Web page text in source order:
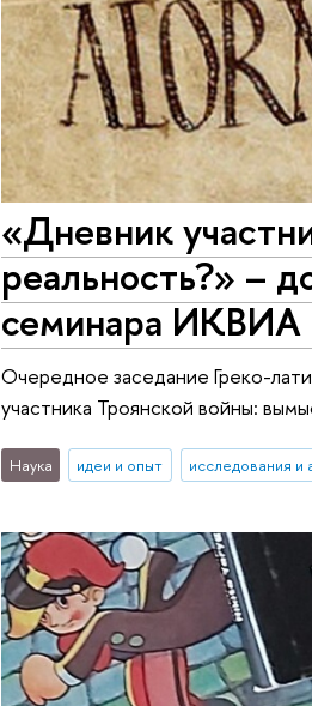
«Дневник
реальность?» –
семинара
Очередное заседание Греко-
участника Троянской войны:
Наука идеи и опыт исследования и